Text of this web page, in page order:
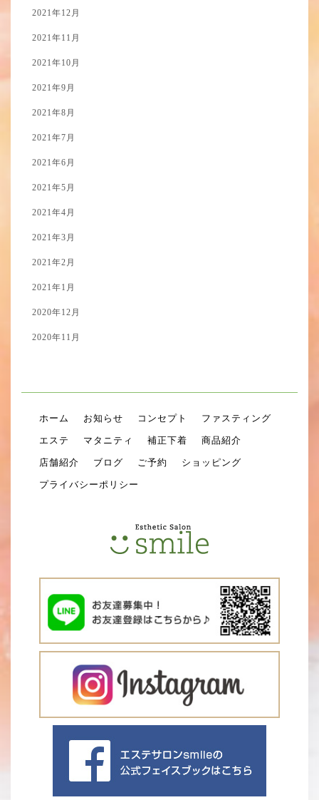
2021年12月
2021年11月
2021年10月
2021年9月
2021年8月
2021年7月
2021年6月
2021年5月
2021年4月
2021年3月
2021年2月
2021年1月
2020年12月
2020年11月
ホーム お知らせ コンセプト ファスティング
エステ マタニティ 補正下着 商品紹介
店舗紹介 ブログ ご予約 ショッピング
プライバシーポリシー